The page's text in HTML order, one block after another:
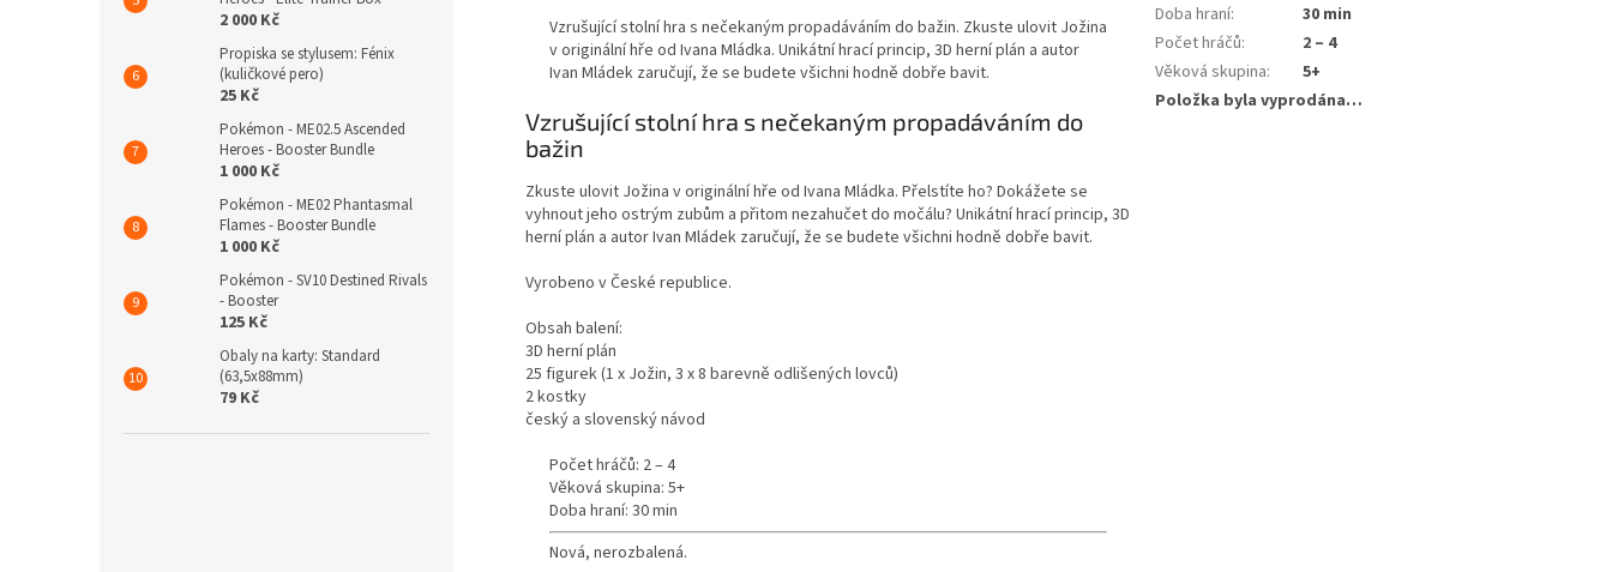
2 000 Kč
Propiska se stylusem: Fénix
(kuličkové pero)
25 Kč
Pokémon - ME02.5 Ascended
Heroes - Booster Bundle
1 000 Kč
Pokémon - ME02 Phantasmal
Flames - Booster Bundle
1 000 Kč
Pokémon - SV10 Destined Rivals
- Booster
125 Kč
Obaly na karty: Standard
(63,5x88mm)
79 Kč
Vzrušující stolní hra s nečekaným propadáváním do bažin. Zkuste ulovit Jožina
v originální hře od Ivana Mládka. Unikátní hrací princip, 3D herní plán a autor
Ivan Mládek zaručují, že se budete všichni hodně dobře bavit.
Vzrušující stolní hra s nečekaným propadáváním do
bažin
Zkuste ulovit Jožina v originální hře od Ivana Mládka. Přelstíte ho? Dokážete se
vyhnout jeho ostrým zubům a přitom nezahučet do močálu? Unikátní hrací princip, 3D
herní plán a autor Ivan Mládek zaručují, že se budete všichni hodně dobře bavit.
Vyrobeno v České republice.
Obsah balení:
3D herní plán
25 figurek (1 x Jožin, 3 x 8 barevně odlišených lovců)
2 kostky
český a slovenský návod
Počet hráčů: 2 – 4
Věková skupina: 5+
Doba hraní: 30 min
Nová, nerozbalená.
Doba hraní:
30 min
Počet hráčů:
2 – 4
Věková skupina:
5+
Položka byla vyprodána…